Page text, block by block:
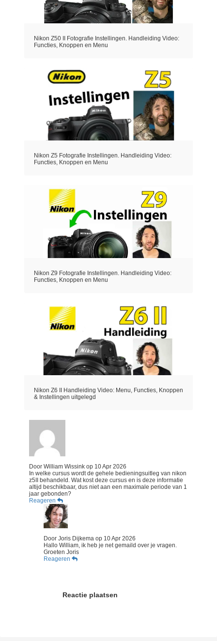
Nikon Z50 II Fotografie Instellingen. Handleiding Video:
Functies, Knoppen en Menu
Nikon Z5 Fotografie Instellingen. Handleiding Video:
Functies, Knoppen en Menu
Nikon Z9 Fotografie Instellingen. Handleiding Video:
Functies, Knoppen en Menu
Nikon Z6 II Handleiding Video: Menu, Functies, Knoppen
& Instellingen uitgelegd
Door William Wissink op 10 Apr 2026
In welke cursus wordt de gehele bedieningsuitleg van nikon
z5II behandeld. Wat kost deze cursus en is deze informatie
altijd beschikbaar, dus niet aan een maximale periode van 1
jaar gebonden?
Reageren
Door Joris Dijkema op 10 Apr 2026
Hallo William, ik heb je net gemaild over je vragen.
Groeten Joris
Reageren
Reactie plaatsen